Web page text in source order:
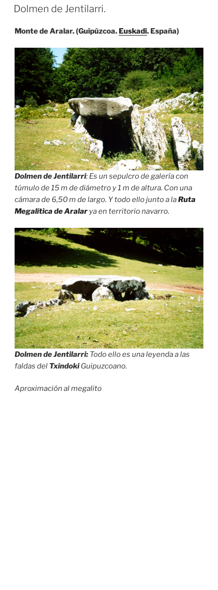
EL
Dolmen de Jentilarri.
Monte de Aralar. (Guipúzcoa. Euskadi. España)
Dolmen de Jentilarri: Es un sepulcro de galería con
túmulo de 15 m de diámetro y 1 m de altura. Con una
cámara de 6,50 m de largo. Y todo ello junto a laRuta
Megalítica de Aralar ya en territorio navarro.
Dolmen de Jentilarri: Todo ello es una leyenda a las
faldas del TxindokiGuipuzcoano.
Aproximación al megalito